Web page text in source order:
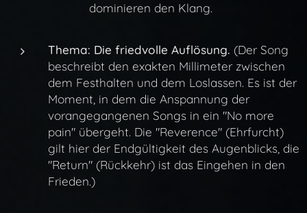
dominieren den Klang.
Thema: Die friedvolle Auflösung. (Der Song
beschreibt den exakten Millimeter zwischen
dem Festhalten und dem Loslassen. Es ist der
Moment, in dem die Anspannung der
vorangegangenen Songs in ein "No more
pain" übergeht. Die "Reverence" (Ehrfurcht)
gilt hier der Endgültigkeit des Augenblicks, die
"Return" (Rückkehr) ist das Eingehen in den
Frieden.)